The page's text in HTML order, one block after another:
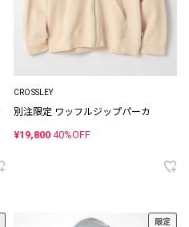
CROSSLEY
別注限定 ワッフルジップパーカ
¥19,800 40%OFF
限定